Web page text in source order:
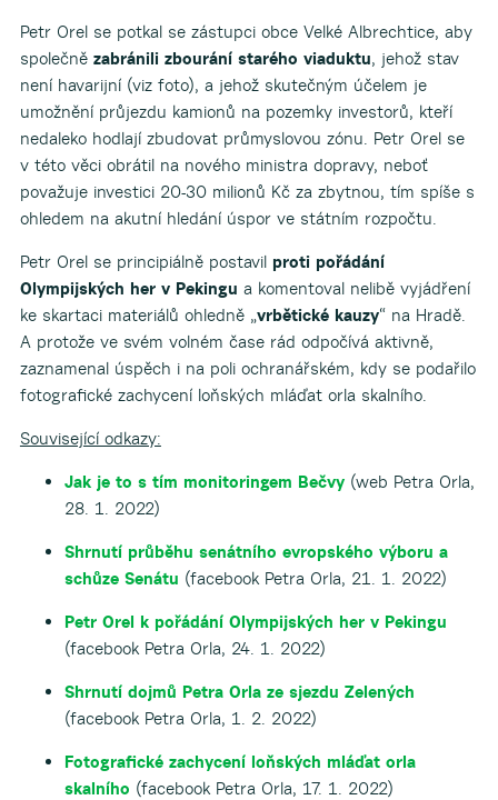
Petr Orel se potkal se zástupci obce Velké Albrechtice, aby
společně zabránili zbourání starého viaduktu, jehož stav
není havarijní (viz foto), a jehož skutečným účelem je
umožnění průjezdu kamionů na pozemky investorů, kteří
nedaleko hodlají zbudovat průmyslovou zónu. Petr Orel se
v této věci obrátil na nového ministra dopravy, neboť
považuje investici 20-30 milionů Kč za zbytnou, tím spíše s
ohledem na akutní hledání úspor ve státním rozpočtu.
Petr Orel se principiálně postavil proti pořádání
Olympijských her v Pekingu a komentoval nelibě vyjádření
ke skartaci materiálů ohledně „vrbětické kauzy“ na Hradě.
A protože ve svém volném čase rád odpočívá aktivně,
zaznamenal úspěch i na poli ochranářském, kdy se podařilo
fotografické zachycení loňských mláďat orla skalního.
Související odkazy:
Jak je to s tím monitoringem Bečvy(web Petra Orla,
28. 1. 2022)
Shrnutí průběhu senátního evropského výboru a
schůze Senátu (facebook Petra Orla, 21. 1. 2022)
Petr Orel k pořádání Olympijských her v Pekingu
(facebook Petra Orla, 24. 1. 2022)
Shrnutí dojmů Petra Orla ze sjezdu Zelených
(facebook Petra Orla, 1. 2. 2022)
Fotografické zachycení loňských mláďat orla
skalního (facebook Petra Orla, 17. 1. 2022)